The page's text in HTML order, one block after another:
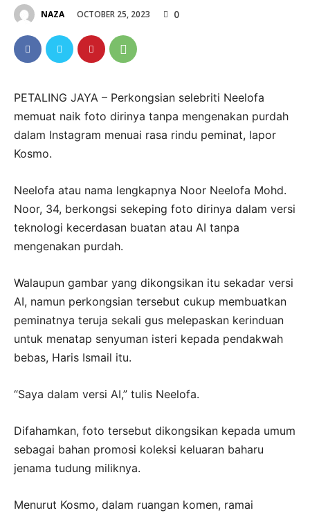
NAZA OCTOBER 25, 2023 0
PETALING JAYA – Perkongsian selebriti Neelofa
memuat naik foto dirinya tanpa mengenakan purdah
dalam Instagram menuai rasa rindu peminat, lapor
Kosmo.
Neelofa atau nama lengkapnya Noor Neelofa Mohd.
Noor, 34, berkongsi sekeping foto dirinya dalam versi
teknologi kecerdasan buatan atau AI tanpa
mengenakan purdah.
Walaupun gambar yang dikongsikan itu sekadar versi
AI, namun perkongsian tersebut cukup membuatkan
peminatnya teruja sekali gus melepaskan kerinduan
untuk menatap senyuman isteri kepada pendakwah
bebas, Haris Ismail itu.
“Saya dalam versi AI,” tulis Neelofa.
Difahamkan, foto tersebut dikongsikan kepada umum
sebagai bahan promosi koleksi keluaran baharu
jenama tudung miliknya.
Menurut Kosmo, dalam ruangan komen, ramai